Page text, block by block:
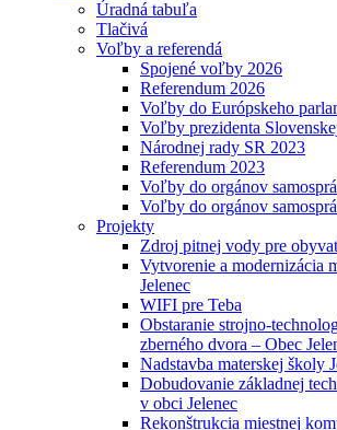
Úradná tabuľa
Tlačivá
Voľby a referendá
Spojené voľby 2026
Referendum 2026
Voľby do Európskeho
Voľby prezidenta
Národnej rady SR 2023
Referendum 2023
Voľby do orgánov
Voľby do orgánov
Projekty
Zdroj pitnej vody pre
Vytvorenie a modernizácia
Jelenec
WIFI pre Teba
Obstaranie strojno-
zberného dvora – Obec
Nadstavba materskej školy
Dobudovanie základnej
v obci Jelenec
Rekonštrukcia miestnej